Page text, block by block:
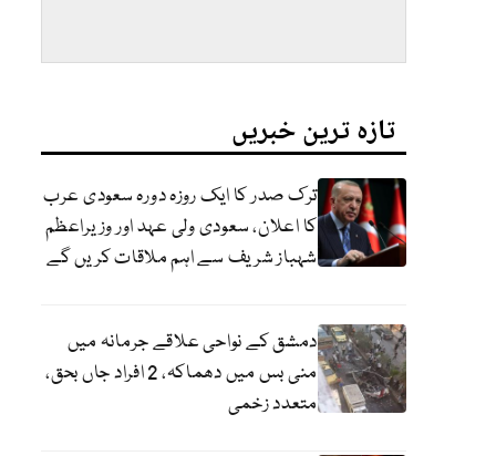
تازہ ترین خبریں
ترک صدر کا ایک روزہ دورہ سعودی عرب
کا اعلان، سعودی ولی عہد اور وزیراعظم
شہباز شریف سے اہم ملاقات کریں گے
دمشق کے نواحی علاقے جرمانہ میں
منی بس میں دھماکہ، 2 افراد جاں بحق،
متعدد زخمی